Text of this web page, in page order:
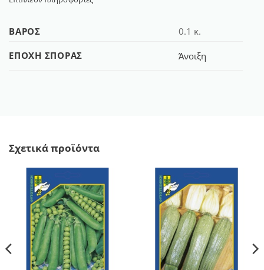
ΒΆΡΟΣ 0.1 κ.
ΕΠΟΧΉ ΣΠΟΡΆΣ Άνοιξη
Σχετικά προϊόντα